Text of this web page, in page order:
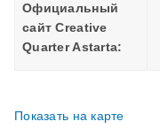
Официальный
сайт Creative
Quarter Astarta:
Показать на карте